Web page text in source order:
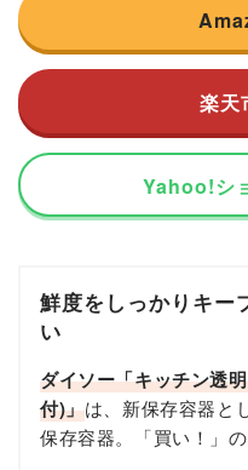
楽天
Yahoo!シ
鮮度をしっかりキー
い
ダイソー「キッチン透
付)」は、新保存容器と
保存容器。「買い！」の